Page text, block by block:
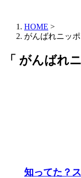
HOME >
がんばれニッ
「 がんばれ
知ってた？